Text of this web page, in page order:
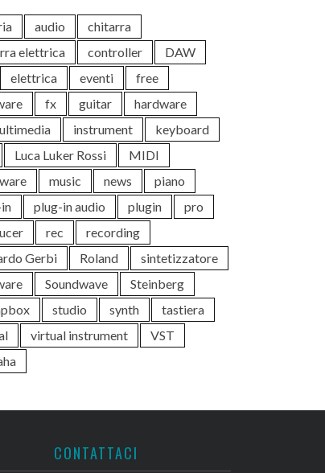
audio
chitarra
elettrica
controller
DAW
elettrica eventi
free
fx guitar
hardware
instrument
keyboard
Luca Luker Rossi
MIDI
music news
piano
plug-in audio plugin
pro
rec
recording
Gerbi
Roland
sintetizzatore
Soundwave
Steinberg
studio synth
tastiera
virtual instrument
VST
CONTATTACI